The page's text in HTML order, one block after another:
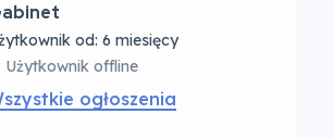
od: 6 miesięcy
Użytkownik offline
ogłoszenia